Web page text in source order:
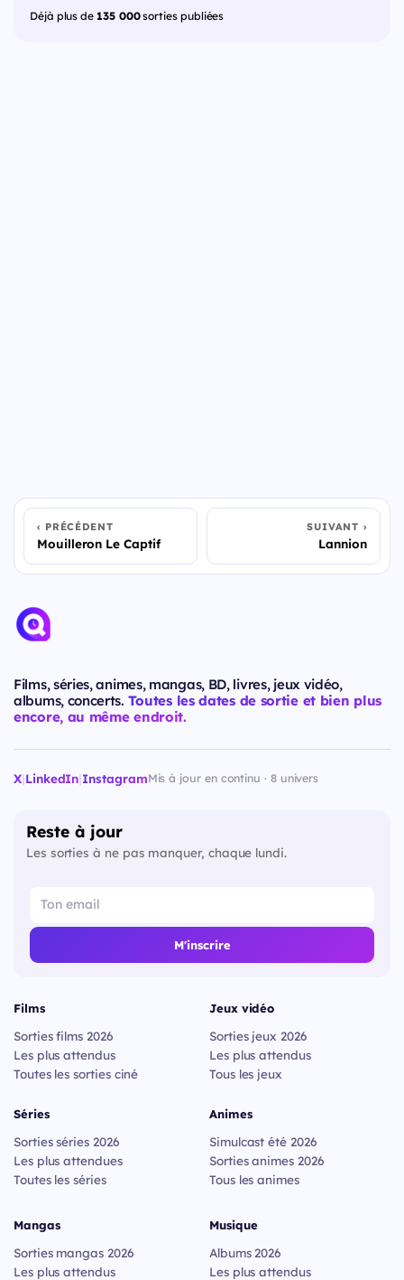
Déjà plus de 135 000sorties publiées
PRÉCÉDENT
Mouilleron Le Captif
SUIVANT
Lannion
Films, séries, animes, mangas, BD, livres, jeux vidéo,
albums, concerts. Toutes les dates de sortie et bien plus
encore, au même endroit.
X|LinkedIn|InstagramMis à jour en continu · 8 univers
Reste à jour
Les sorties à ne pas manquer, chaque lundi.
M'inscrire
Films
Sorties films 2026
Les plus attendus
Toutes les sorties ciné
Séries
Sorties séries 2026
Les plus attendues
Toutes les séries
Jeux vidéo
Sorties jeux 2026
Les plus attendus
Tous les jeux
Animes
Simulcast été 2026
Sorties animes 2026
Tous les animes
Mangas
Sorties mangas 2026
Les plus attendus
Musique
Albums 2026
Les plus attendus